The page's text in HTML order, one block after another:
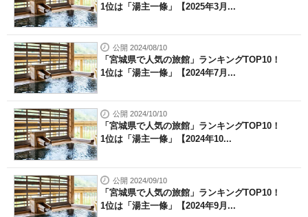
1位は「湯主一條」【2025年3月...
公開 2024/08/10
「宮城県で人気の旅館」ランキングTOP10！
1位は「湯主一條」【2024年7月...
公開 2024/10/10
「宮城県で人気の旅館」ランキングTOP10！
1位は「湯主一條」【2024年10...
公開 2024/09/10
「宮城県で人気の旅館」ランキングTOP10！
1位は「湯主一條」【2024年9月...